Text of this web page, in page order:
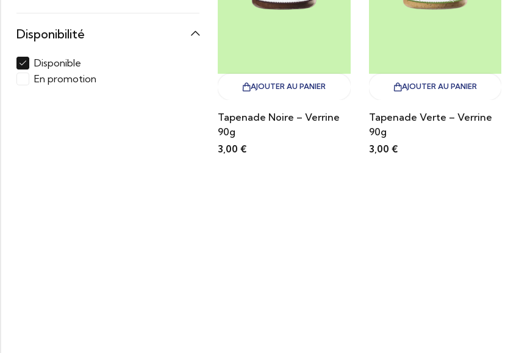
AJOUTER AU PANIER
Tapenade Noire – Verrine
90g
3,00 €
AJOUTER AU PANIER
Tapenade Verte – Verrine
90g
3,00 €
Disponibilité
Disponible
En promotion